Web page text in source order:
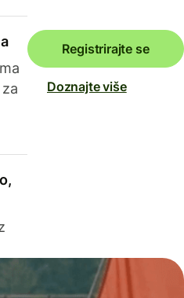
Registrirajte se
Doznajte više